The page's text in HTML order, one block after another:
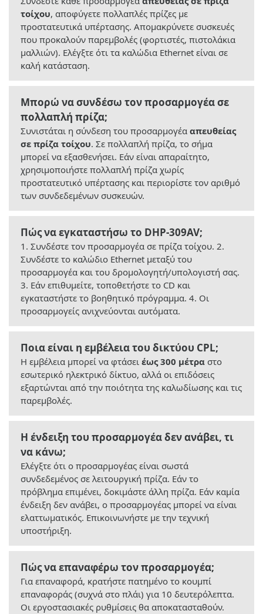
τοίχου, αποφύγετε πολλαπλές πρίζες με
προστατευτικά υπέρτασης. Απομακρύνετε συσκευές
που προκαλούν παρεμβολές (φορτιστές, πιστολάκια
μαλλιών). Ελέγξτε ότι τα καλώδια Ethernet είναι σε
καλή κατάσταση.
Μπορώ να συνδέσω τον προσαρμογέα σε
πολλαπλή πρίζα;
Συνιστάται η σύνδεση του προσαρμογέα απευθείας
σε πρίζα τοίχου. Σε πολλαπλή πρίζα, το σήμα
μπορεί να εξασθενήσει. Εάν είναι απαραίτητο,
χρησιμοποιήστε πολλαπλή πρίζα χωρίς
προστατευτικό υπέρτασης και περιορίστε τον αριθμό
των συνδεδεμένων συσκευών.
Πώς να εγκαταστήσω το DHP-309AV;
1. Συνδέστε τον προσαρμογέα σε πρίζα τοίχου. 2.
Συνδέστε το καλώδιο Ethernet μεταξύ του
προσαρμογέα και του δρομολογητή/υπολογιστή σας.
3. Εάν επιθυμείτε, τοποθετήστε το CD και
εγκαταστήστε το βοηθητικό πρόγραμμα. 4. Οι
προσαρμογείς ανιχνεύονται αυτόματα.
Ποια είναι η εμβέλεια του δικτύου CPL;
Η εμβέλεια μπορεί να φτάσει έως 300 μέτρα στο
εσωτερικό ηλεκτρικό δίκτυο, αλλά οι επιδόσεις
εξαρτώνται από την ποιότητα της καλωδίωσης και τις
παρεμβολές.
Η ένδειξη του προσαρμογέα δεν ανάβει, τι
να κάνω;
Ελέγξτε ότι ο προσαρμογέας είναι σωστά
συνδεδεμένος σε λειτουργική πρίζα. Εάν το
πρόβλημα επιμένει, δοκιμάστε άλλη πρίζα. Εάν καμία
ένδειξη δεν ανάβει, ο προσαρμογέας μπορεί να είναι
ελαττωματικός. Επικοινωνήστε με την τεχνική
υποστήριξη.
Πώς να επαναφέρω τον προσαρμογέα;
Για επαναφορά, κρατήστε πατημένο το κουμπί
επαναφοράς (συχνά στο πλάι) για 10 δευτερόλεπτα.
Οι εργοστασιακές ρυθμίσεις θα αποκατασταθούν.